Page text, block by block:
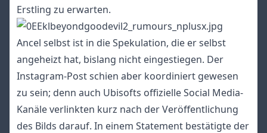
Erstling zu erwarten.
Ancel selbst ist in die Spekulation, die er selbst
angeheizt hat, bislang nicht eingestiegen. Der
Instagram-Post schien aber koordiniert gewesen
zu sein; denn auch Ubisofts offizielle Social Media-
Kanäleverlinkten kurz nach der Veröffentlichung
des Bilds darauf. In einem Statement bestätigte der